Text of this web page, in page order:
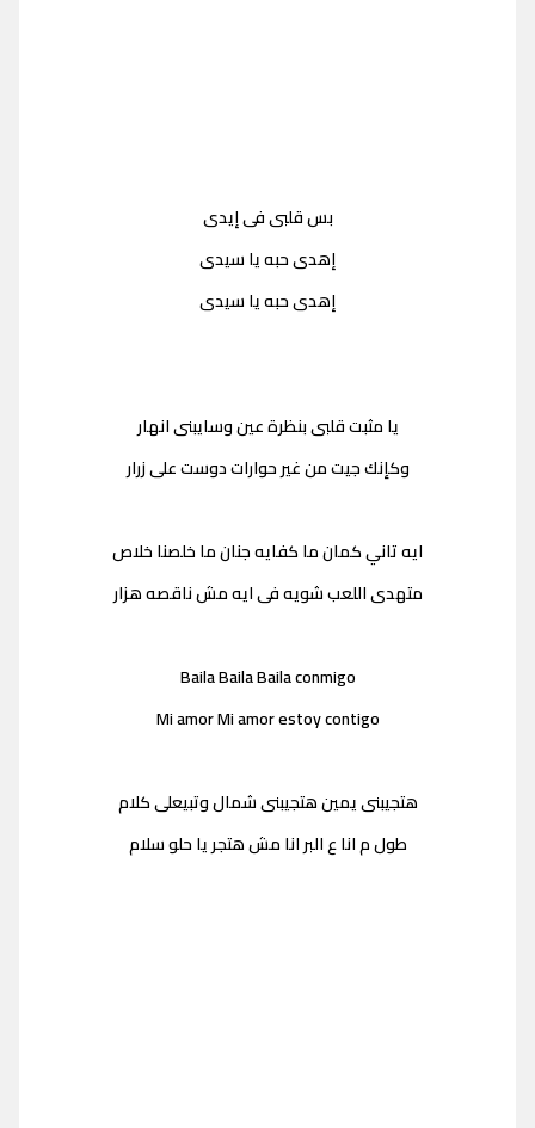
بس قلبى فى إيدى
إهدى حبه يا سيدى
إهدى حبه يا سيدى
يا مثبت قلبى بنظرة عين وسايبنى انهار
وكإنك جيت من غير حوارات دوست على زرار
ايه تاني كمان ما كفايه جنان ما خلصنا خلاص
متهدى اللعب شويه فى ايه مش ناقصه هزار
Baila Baila Baila conmigo
Mi amor Mi amor estoy contigo
هتجيبنى يمين هتجيبنى شمال وتبيعلى كلام
طول م انا ع البر انا مش هتجر يا حلو سلام